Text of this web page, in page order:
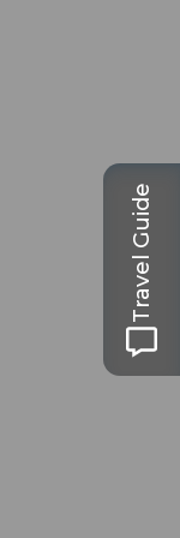
Travel Guide